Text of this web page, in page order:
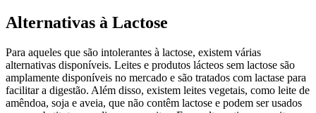
Alternativas à Lactose
Para aqueles que são intolerantes à lactose, existem várias
alternativas disponíveis. Leites e produtos lácteos sem lactose são
amplamente disponíveis no mercado e são tratados com lactase para
facilitar a digestão. Além disso, existem leites vegetais, como leite de
amêndoa, soja e aveia, que não contêm lactose e podem ser usados